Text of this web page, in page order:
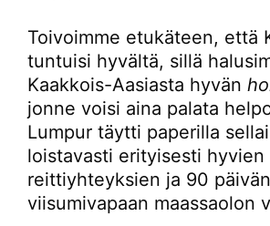
Toivoimme etukäteen, että
tuntuisi hyvältä, sillä
Kaakkois-Aasiasta hyvän
jonne voisi aina palata
Lumpur täytti paperilla
loistavasti erityisesti hyvien
reittiyhteyksien ja 90 päivän
viisumivapaan maassaolon